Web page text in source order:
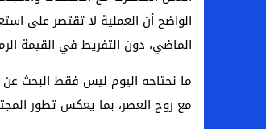
الواضح أن العملية لا تقتصر على
الماضي، دون التفريط في القيمة
ما نحتاجه اليوم ليس فقط البحث عن
مع روح العصر، بما يعكس تطور